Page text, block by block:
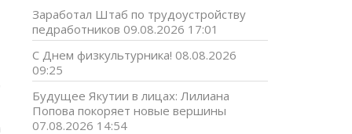
Заработал Штаб по трудоустройству
педработников 09.08.2026 17:01
С Днем физкультурника! 08.08.2026
09:25
Будущее Якутии в лицах: Лилиана
Попова покоряет новые вершины
07.08.2026 14:54